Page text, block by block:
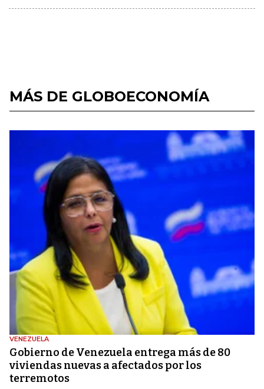
MÁS DE GLOBOECONOMÍA
VENEZUELA
Gobierno de Venezuela entrega más de 80
viviendas nuevas a afectados por los
terremotos